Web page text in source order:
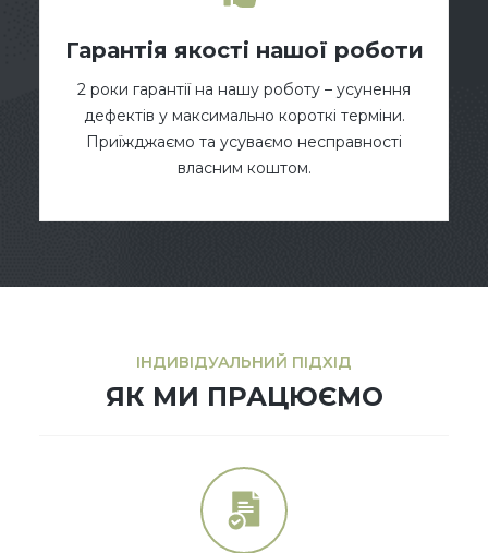
Гарантія якості нашої роботи
2 роки гарантії на нашу роботу – усунення
дефектів у максимально короткі терміни.
Приїжджаємо та усуваємо несправності
власним коштом.
ІНДИВІДУАЛЬНИЙ ПІДХІД
ЯК МИ ПРАЦЮЄМО